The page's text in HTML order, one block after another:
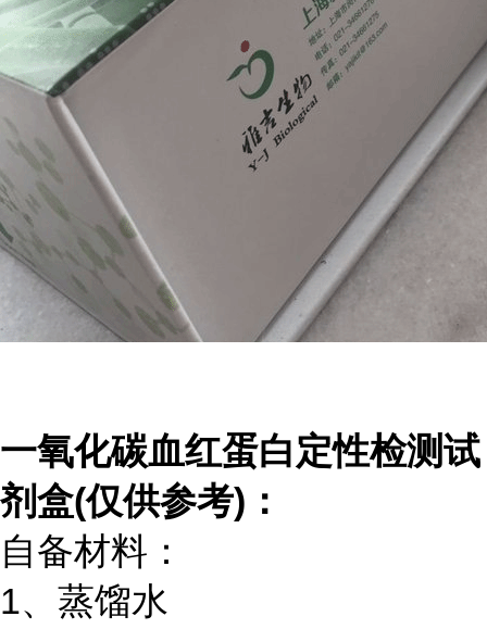
一氧化碳血红蛋白定性检测试
剂盒(仅供参考)：
自备材料：
1、蒸馏水